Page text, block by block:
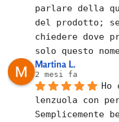
parlare della
del prodotto; se
chiedere dove
solo questo
Martina L.
2 mesi fa
Ho
lenzuola con
Semplicemente